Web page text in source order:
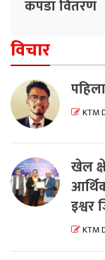
कपडा वितरण
विचार
KTM
खेल
इश्वर
KTM